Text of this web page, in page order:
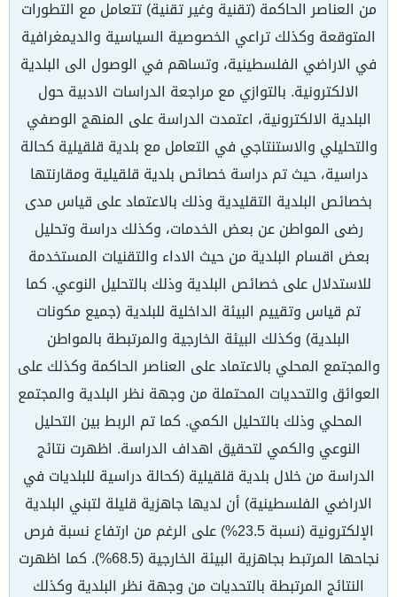
من العناصر الحاكمة (تقنية وغير تقنية) تتعامل مع التطورات
المتوقعة وكذلك تراعي الخصوصية السياسية والديمغرافية
في الاراضي الفلسطينية، وتساهم في الوصول الى البلدية
الالكترونية. بالتوازي مع مراجعة الدراسات الادبية حول
البلدية الالكترونية، اعتمدت الدراسة على المنهج الوصفي
والتحليلي والاستنتاجي في التعامل مع بلدية قلقيلية كحالة
دراسية، حيث تم دراسة خصائص بلدية قلقيلية ومقارنتها
بخصائص البلدية التقليدية وذلك بالاعتماد على قياس مدى
رضى المواطن عن بعض الخدمات، وكذلك دراسة وتحليل
بعض اقسام البلدية من حيث الاداء والتقنيات المستخدمة
للاستدلال على خصائص البلدية وذلك بالتحليل النوعي. كما
تم قياس وتقييم البيئة الداخلية للبلدية (جميع مكونات
البلدية) وكذلك البيئة الخارجية والمرتبطة بالمواطن
والمجتمع المحلي بالاعتماد على العناصر الحاكمة وكذلك على
العوائق والتحديات المحتملة من وجهة نظر البلدية والمجتمع
المحلي وذلك بالتحليل الكمي. كما تم الربط بين التحليل
النوعي والكمي لتحقيق اهداف الدراسة. اظهرت نتائج
الدراسة من خلال بلدية قلقيلية (كحالة دراسية للبلديات في
الاراضي الفلسطينية) أن لديها جاهزية قليلة لتبني البلدية
الإلكترونية (نسبة 23.5%) على الرغم من ارتفاع نسبة فرص
نجاحها المرتبط بجاهزية البيئة الخارجية (68.5%). كما اظهرت
النتائج المرتبطة بالتحديات من وجهة نظر البلدية وكذلك